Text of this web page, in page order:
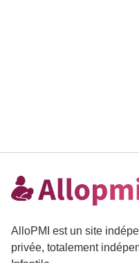
AlloPMI est un site
privée, totalement